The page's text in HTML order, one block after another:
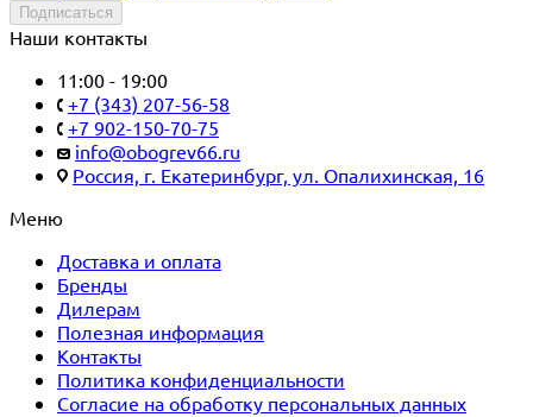
Подписаться
Наши контакты
11:00 - 19:00
+7 (343) 207-56-58
+7 902-150-70-75
info@obogrev66.ru
Россия, г. Екатеринбург, ул. Опалихинская, 16
Меню
Доставка и оплата
Бренды
Дилерам
Полезная информация
Контакты
Политика конфиденциальности
Согласие на обработку персональных данных